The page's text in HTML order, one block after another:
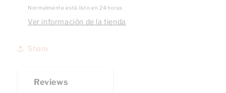
Normalmente está listo en 24 horas
Ver información de la tienda
Share
Reviews